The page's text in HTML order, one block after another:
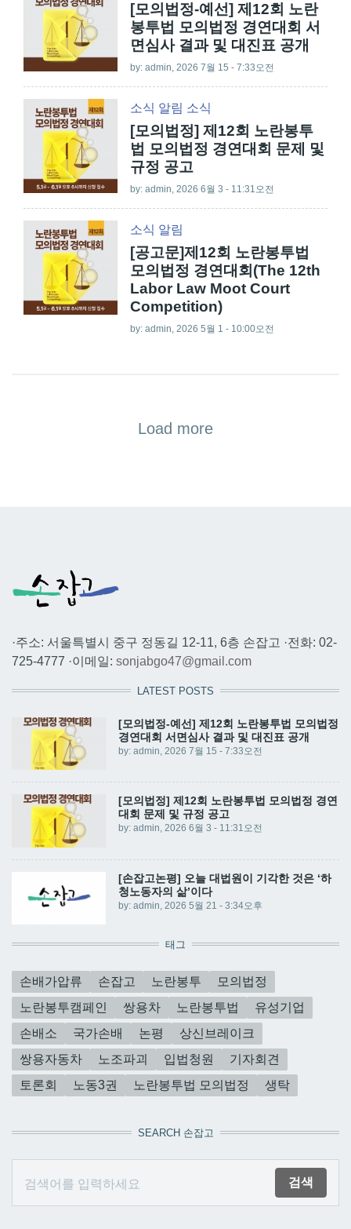
[모의법정-예선] 제12회 노란
봉투법 모의법정 경연대회 서
면심사 결과 및 대진표 공개
by: admin, 2026 7월 15 - 7:33오전
소식 알림 소식
[모의법정] 제12회 노란봉투
법 모의법정 경연대회 문제 및
규정 공고
by: admin, 2026 6월 3 - 11:31오전
소식 알림
[공고문]제12회 노란봉투법
모의법정 경연대회(The 12th
Labor Law Moot Court
Competition)
by: admin, 2026 5월 1 - 10:00오전
Load more
·주소: 서울특별시 중구 정동길 12-11, 6층 손잡고 ·전화: 02-
725-4777 ·이메일: sonjabgo47@gmail.com
LATEST POSTS
[모의법정-예선] 제12회 노란봉투법 모의법정
경연대회 서면심사 결과 및 대진표 공개
by: admin , 2026 7월 15 - 7:33오전
[모의법정] 제12회 노란봉투법 모의법정 경연
대회 문제 및 규정 공고
by: admin, 2026 6월 3 - 11:31오전
[손잡고논평] 오늘 대법원이 기각한 것은 ‘하
청노동자의 삶’이다
by: admin , 2026 5월 21 - 3:34오후
태그
손배가압류 손잡고 노란봉투
모의법정
노란봉투캠페인
쌍용차 노란봉투법
유성기업
손배소
국가손배 논평
상신브레이크
쌍용자동차
노조파괴 입법청원
기자회견
토론회
노동3권 노란봉투법 모의법정 생탁
SEARCH 손잡고